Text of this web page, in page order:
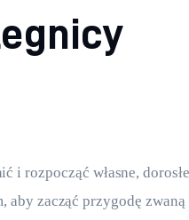
i rozpocząć własne, dorosłe
aby zacząć przygodę zwaną